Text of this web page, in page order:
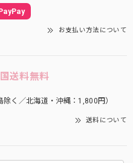
PayPay
お支払い方法について
送料無料
く／北海道・沖縄：1,800円）
送料について